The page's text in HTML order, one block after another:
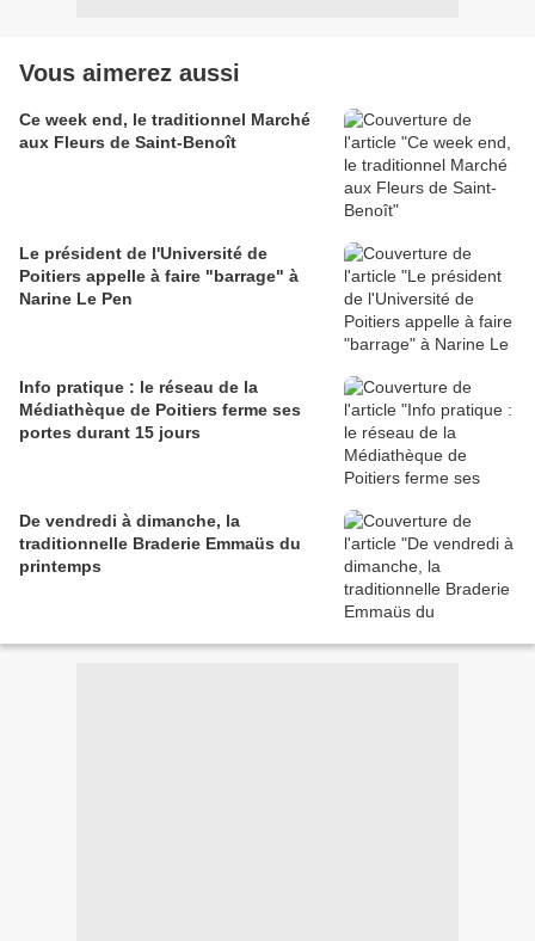
Vous aimerez aussi
Ce week end, le traditionnel Marché
aux Fleurs de Saint-Benoît
Le président de l'Université de
Poitiers appelle à faire "barrage" à
Narine Le Pen
Info pratique : le réseau de la
Médiathèque de Poitiers ferme ses
portes durant 15 jours
De vendredi à dimanche, la
traditionnelle Braderie Emmaüs du
printemps